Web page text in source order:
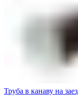
Труба в канаву на